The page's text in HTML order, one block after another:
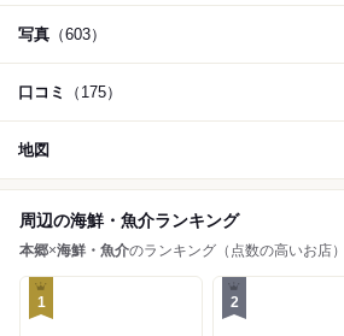
写真 （603）
口コミ （175）
地図
周辺の海鮮・魚介ランキング
本郷×海鮮・魚介のランキング（点数の高いお店）
1 2